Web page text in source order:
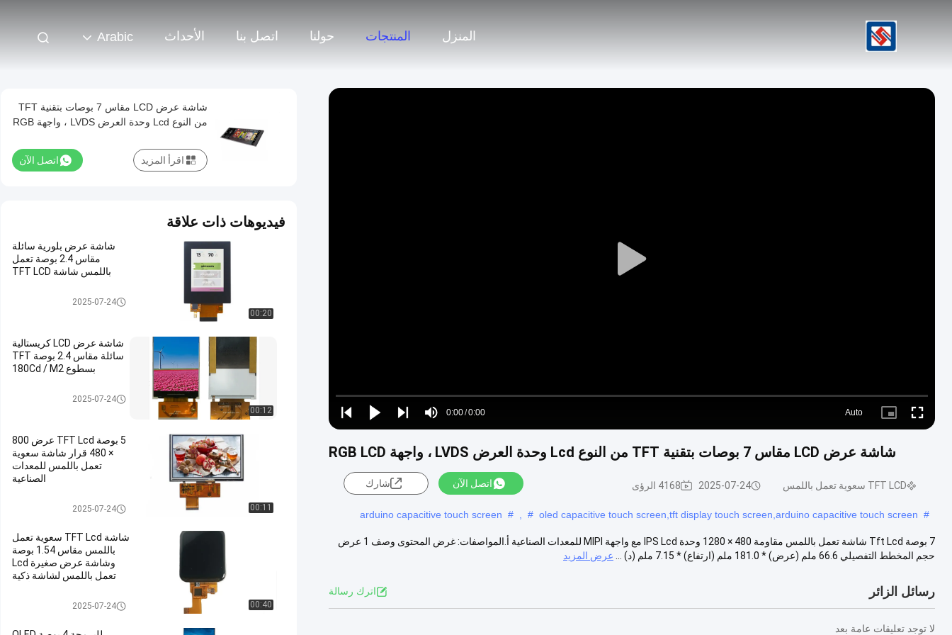
المنزل المنتجات حولنا اتصل بنا الأحداث Arabic
Play
Play
Play
Play
Mute
Time
0:00/0:00
Loaded:
0%
Auto
Picture- Fullscreen
شاشة عرض LCD مقاس 7 بوصات بتقنية TFT من النوع Lcd وحدة العرض LVDS ، واجهة RGB LCD
TFT LCD سعوية تعمل باللمس 2025-07-24 4168 الرؤى اتصل الآن شارك
#
oled capacitive touch screen,tft display touch screen,arduino capacitive touch screen
#
#
arduino capacitive touch screen
7 بوصة Tft Lcd شاشة تعمل باللمس مقاومة 480 × 1280 وحدة IPS Lcd مع واجهة MIPI للمعدات الصناعية أ.المواصفات: غرض المحتوى وصف 1 عرض
حجم المخطط التفصيلي 66.6 ملم (عرض) * 181.0 ملم (ارتفاع) * 7.15 ملم (د) ...
عرض المزيد
رسائل الزائر اترك رسالة
لا توجد تعليقات عامة بعد
شاشة عرض LCD مقاس 7 بوصات بتقنية TFT
من النوع Lcd وحدة العرض LVDS ، واجهة RGB
اتصل الآن اقرأ المزيد
فيديوهات ذات علاقة
00:20
شاشة عرض بلورية سائلة
مقاس 2.4 بوصة تعمل
باللمس شاشة TFT LCD
TFT LCD سعوية تعمل باللمس
2025-07-24
00:12
شاشة عرض LCD كريستالية
سائلة مقاس 2.4 بوصة TFT
بسطوع 180Cd / M2
TFT LCD سعوية تعمل باللمس
2025-07-24
00:11
5 بوصة TFT Lcd عرض 800
× 480 قرار شاشة سعوية
تعمل باللمس للمعدات
الصناعية
TFT LCD سعوية تعمل باللمس
2025-07-24
00:40
شاشة TFT Lcd سعوية تعمل
باللمس مقاس 1.54 بوصة
وشاشة عرض صغيرة Lcd
تعمل باللمس لشاشة ذكية
TFT LCD سعوية تعمل باللمس
2025-07-24